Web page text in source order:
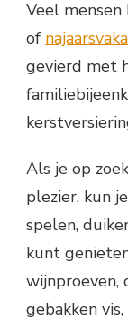
Veel mensen
of
gevierd met
Als je op
plezier, kun
spelen,
kunt
wijnproeven,
gebakken